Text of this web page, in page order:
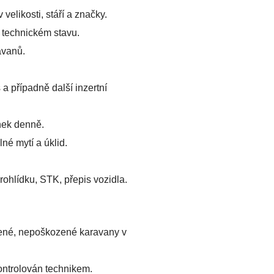
stáří a značky.
stavu.
a případně další inzertní
denně.
mytí a úklid.
STK, přepis vozidla.
nepoškozené karavany v
technikem.